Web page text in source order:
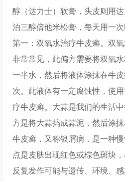
醇（达力士）软膏，头皮则用
泊三醇倍他米松膏，每天用一次
第一：双氧水治疗牛皮癣。双
非常常见，此偏方需要将双氧
一半水，然后将液体涂抹在牛
次。此液体有一定腐蚀性，使
疗牛皮癣。大蒜是我们的生活
方是将大蒜捣成蒜泥，然后涂抹
牛皮癣，又称银屑病，是一种
点是皮肤出现红色或棕色斑块
反复发作可能与遗传、环境、